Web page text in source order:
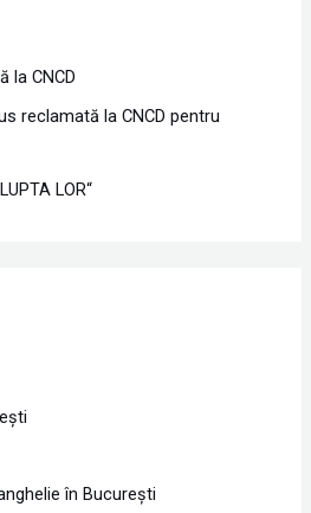
la CNCD
reclamată la CNCD pentru
LOR“
în Bucureşti